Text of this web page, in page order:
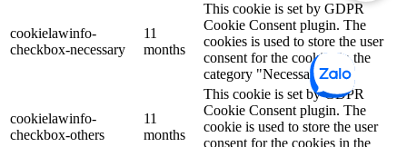
cookielawinfo-
checkbox-necessary
11
months
This cookie is set by GDPR
Cookie Consent plugin. The
cookies is used to store the user
consent for the cookies in the
category "Necessary".
cookielawinfo-
checkbox-others
11
months
This cookie is set by GDPR
Cookie Consent plugin. The
cookie is used to store the user
consent for the cookies in the